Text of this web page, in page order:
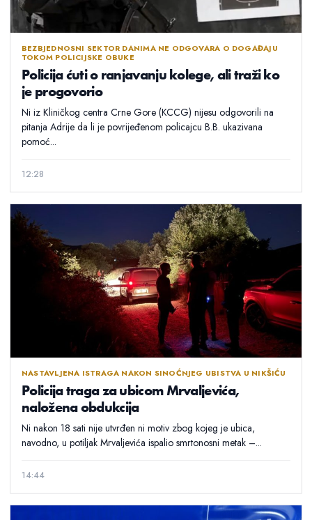
BEZBJEDNOSNI SEKTOR DANIMA NE ODGOVARA O DOGAĐAJU
TOKOM POLICIJSKE OBUKE
Policija ćuti o ranjavanju kolege, ali traži ko
je progovorio
Ni iz Kliničkog centra Crne Gore (KCCG) nijesu odgovorili na
pitanja Adrije da li je povrijeđenom policajcu B.B. ukazivana
pomoć...
12:28
NASTAVLJENA ISTRAGA NAKON SINOĆNJEG UBISTVA U NIKŠIĆU
Policija traga za ubicom Mrvaljevića,
naložena obdukcija
Ni nakon 18 sati nije utvrđen ni motiv zbog kojeg je ubica,
navodno, u potiljak Mrvaljevića ispalio smrtonosni metak –...
14:44